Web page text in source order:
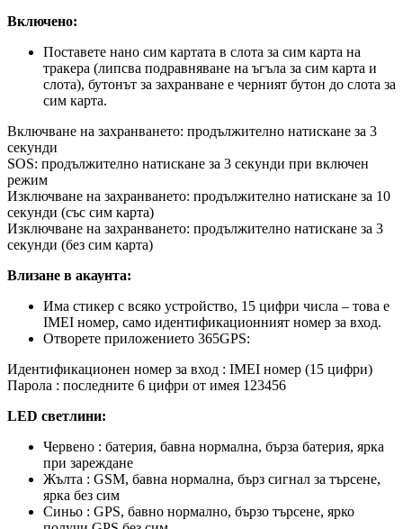
Включено:
Поставете нано сим картата в слота за сим карта на
тракера (липсва подравняване на ъгъла за сим карта и
слота), бутонът за захранване е черният бутон до слота за
сим карта.
Включване на захранването: продължително натискане за 3
секунди
SOS: продължително натискане за 3 секунди при включен
режим
Изключване на захранването: продължително натискане за 10
секунди (със сим карта)
Изключване на захранването: продължително натискане за 3
секунди (без сим карта)
Влизане в акаунта:
Има стикер с всяко устройство, 15 цифри числа – това е
IMEI номер, само идентификационният номер за вход.
Отворете приложението 365GPS:
Идентификационен номер за вход : IMEI номер (15 цифри)
Парола : последните 6 цифри от имея 123456
LED светлини:
Червено : батерия, бавна нормална, бърза батерия, ярка
при зареждане
Жълта : GSM, бавна нормална, бърз сигнал за търсене,
ярка без сим
Синьо : GPS, бавно нормално, бързо търсене, ярко